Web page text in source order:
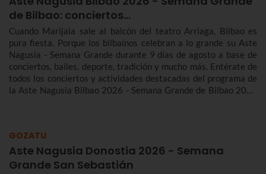
de Bilbao: conciertos…
Cuando Marijaia sale al balcón del teatro Arriaga, Bilbao es
pura fiesta. Porque los bilbaínos celebran a lo grande su Aste
Nagusia - Semana Grande durante 9 días de agosto a base de
conciertos, bailes, deporte, tradición y mucho más. Entérate de
todos los conciertos y actividades destacadas del programa de
la Aste Nagusia Bilbao 2026 - Semana Grande de Bilbao 2026
GOZATU
Aste Nagusia Donostia 2026 - Semana
Grande San Sebastián